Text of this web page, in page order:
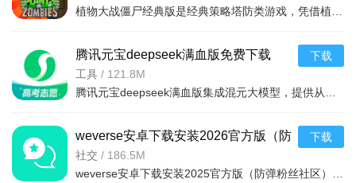
腾讯元宝deepseek满血版免费下载
v2.63.0安卓版
工具 / 121.8M
下载
weverse安卓下载安装2026官方版（防
弹粉丝社区）v3.13.1官方最新版
社交 / 186.5M
下载